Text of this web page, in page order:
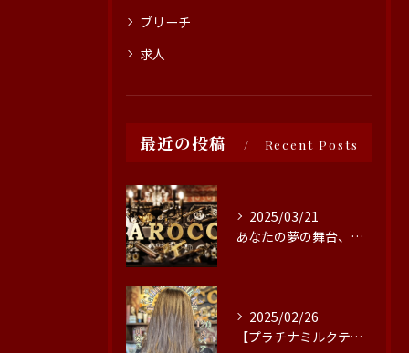
ブリーチ
求人
最近の投稿 Recent Posts
2025/03/21
あなたの夢の舞台、ここにあります！豊田市の美容院では、情熱を...
2025/02/26
【プラチナミルクティー🤎】